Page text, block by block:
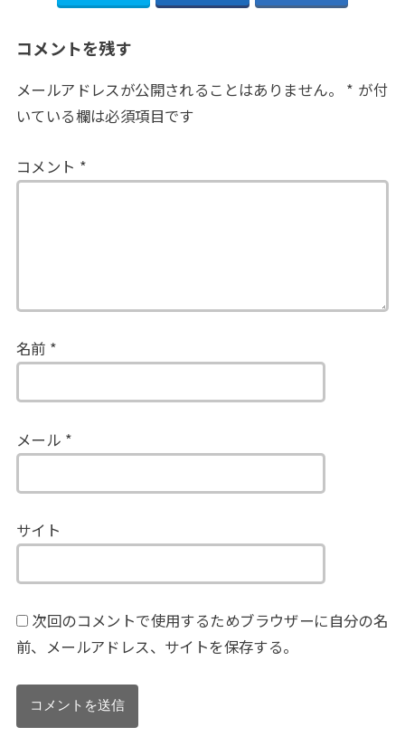
コメントを残す
メールアドレスが公開されることはありません。 * が付
いている欄は必須項目です
コメント *
名前 *
メール *
サイト
次回のコメントで使用するためブラウザーに自分の名
前、メールアドレス、サイトを保存する。